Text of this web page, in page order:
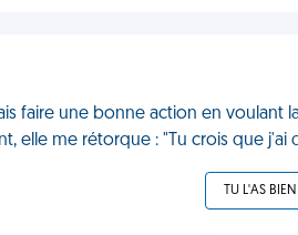
faire une bonne action en voulant
elle me rétorque : "Tu crois que j'ai
TU L'AS